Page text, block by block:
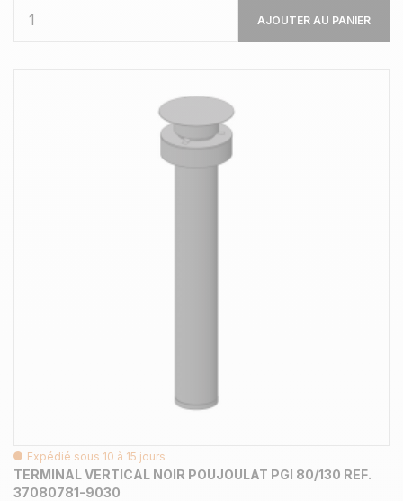
AJOUTER AU PANIER
Expédié sous 10 à 15 jours
TERMINAL VERTICAL NOIR POUJOULAT PGI 80/130 REF.
37080781-9030